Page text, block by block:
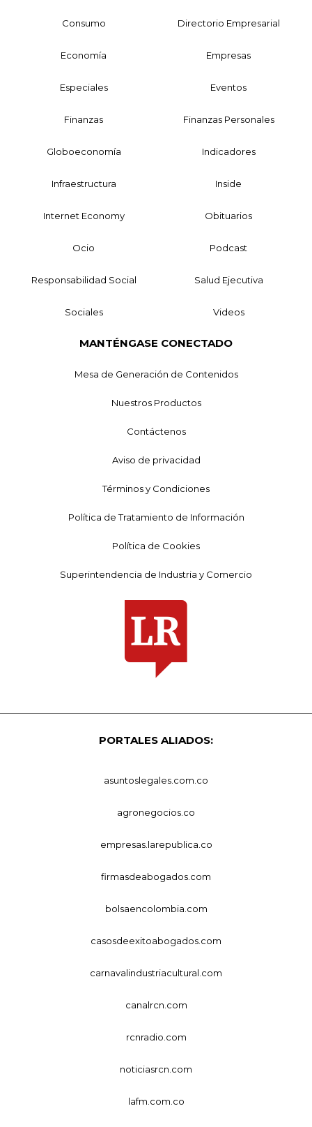
Consumo Directorio Empresarial
Economía Empresas
Especiales Eventos
Finanzas Finanzas Personales
Globoeconomía Indicadores
Infraestructura Inside
Internet Economy Obituarios
Ocio Podcast
Responsabilidad Social Salud Ejecutiva
Sociales Videos
MANTÉNGASE CONECTADO
Mesa de Generación de Contenidos
Nuestros Productos
Contáctenos
Aviso de privacidad
Términos y Condiciones
Política de Tratamiento de Información
Política de Cookies
Superintendencia de Industria y Comercio
PORTALES ALIADOS:
asuntoslegales.com.co
agronegocios.co
empresas.larepublica.co
firmasdeabogados.com
bolsaencolombia.com
casosdeexitoabogados.com
carnavalindustriacultural.com
canalrcn.com
rcnradio.com
noticiasrcn.com
lafm.com.co